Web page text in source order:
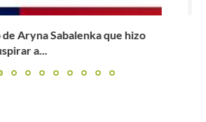
corta la racha negativa del tenis
colombiano en...